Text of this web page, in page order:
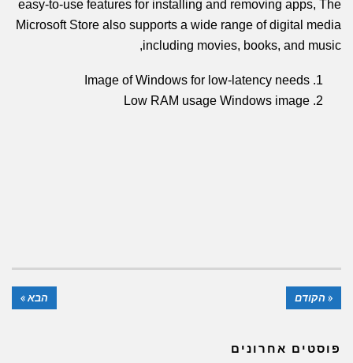
easy-to-use features for installing and removing apps, The
Microsoft Store also supports a wide range of digital media
including movies, books, and music,
Image of Windows for low-latency needs
Low RAM usage Windows image
« הקודם הבא »
פוסטים אחרונים